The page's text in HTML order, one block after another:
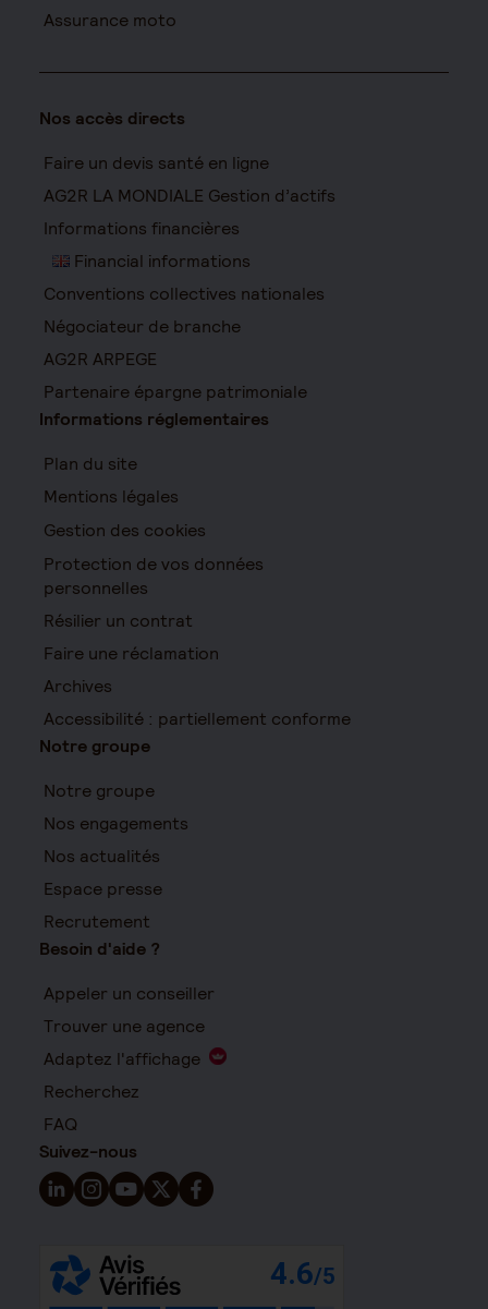
Assurance moto
Nos accès directs
Faire un devis santé en ligne
AG2R LA MONDIALE Gestion d’actifs
Informations financières
Financial informations
Conventions collectives nationales
Négociateur de branche
AG2R ARPEGE
Partenaire épargne patrimoniale
Informations réglementaires
Plan du site
Mentions légales
Gestion des cookies
Protection de vos données
personnelles
Résilier un contrat
Faire une réclamation
Archives
Accessibilité : partiellement conforme
Notre groupe
Notre groupe
Nos engagements
Nos actualités
Espace presse
Recrutement
Besoin d'aide ?
Appeler un conseiller
Trouver une agence
Adaptez l'affichage
Recherchez
FAQ
Suivez-nous
Suivez-nous sur LinkedIn - Nouvelle fenêtre
Suivez-nous sur Instagram - Nouvelle fenêtre
Suivez-nous sur YouTube - Nouvelle fenêtre
Suivez-nous sur X - Nouvelle fenêtre
Suivez-nous sur Facebook - Nouvelle